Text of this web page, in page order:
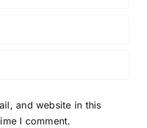
and website in this
I comment.